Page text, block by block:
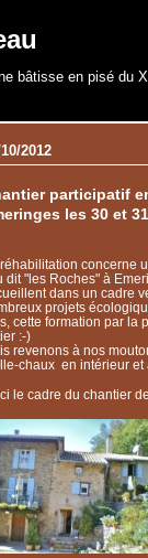
bâtisse en pisé du
2012
participatif
les 30 et
concerne
dit "les Roches" à
dans un cadre
projets
cette formation par la
:-)
revenons à nos
chaux en intérieur et
le cadre du chantier